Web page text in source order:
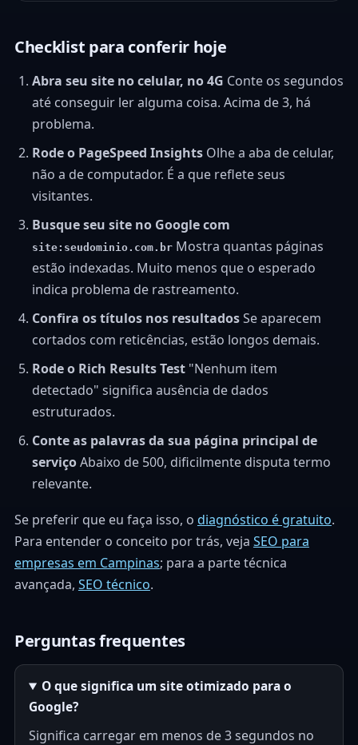
Checklist para conferir hoje
Abra seu site no celular, no 4G Conte os segundos
até conseguir ler alguma coisa. Acima de 3, há
problema.
Rode o PageSpeed InsightsOlhe a aba de celular,
não a de computador. É a que reflete seus
visitantes.
Busque seu site no Google com
site:seudominio.com.brMostra quantas páginas
estão indexadas. Muito menos que o esperado
indica problema de rastreamento.
Confira os títulos nos resultadosSe aparecem
cortados com reticências, estão longos demais.
Rode o Rich Results Test"Nenhum item
detectado" significa ausência de dados
estruturados.
Conte as palavras da sua página principal de
serviçoAbaixo de 500, dificilmente disputa termo
relevante.
Se preferir que eu faça isso, o diagnóstico é gratuito.
Para entender o conceito por trás, veja SEO para
empresas em Campinas; para a parte técnica
avançada, SEO técnico.
Perguntas frequentes
O que significa um site otimizado para o
Google?
Significa carregar em menos de 3 segundos no